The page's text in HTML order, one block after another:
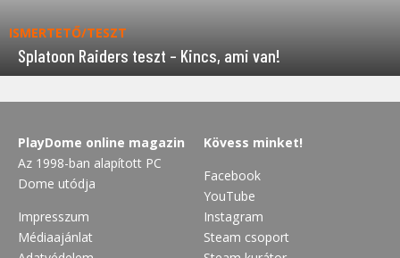
ISMERTETŐ/TESZT
Splatoon Raiders teszt – Kincs, ami van!
PlayDome online magazin
Az 1998-ban alapított PC
Dome utódja
Impresszum
Médiaajánlat
Kövess minket!
Facebook
YouTube
Instagram
Steam csoport